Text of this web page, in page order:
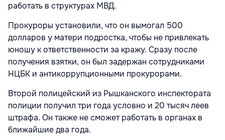
работать в структурах МВД.
Прокуроры установили, что он вымогал 500
долларов у матери подростка, чтобы не привлекать
юношу к ответственности за кражу. Сразу после
получения взятки, он был задержан сотрудниками
НЦБК и антикоррупционными прокурорами.
Второй полицейский из Рышканского инспектората
полиции получил три года условно и 20 тысяч леев
штрафа. Он также не сможет работать в органах в
ближайшие два года.